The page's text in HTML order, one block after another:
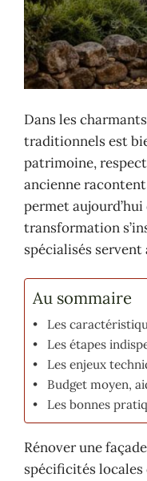
Dans les
traditionnels est
patrimoine,
ancienne
permet
transformation
spécialisés
Au sommaire
Les
Les étapes
Les enjeux
Budget moyen,
Les bonnes
Rénover une
spécificités